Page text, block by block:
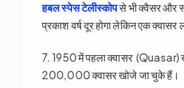
हबल स्पेस टेलीस्कोपसे भी क्वैसर और
प्रकाश वर्ष दूर होगा लेकिन एक क्वासर
7. 1950 में पहला क्वासर (Quasar)
200,000 क्वासर खोजे जा चुके हैं।